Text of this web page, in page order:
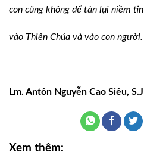
con cũng không để tàn lụi niềm tin
vào Thiên Chúa và vào con người.
Lm. Antôn Nguyễn Cao Siêu, S.J
Xem thêm: